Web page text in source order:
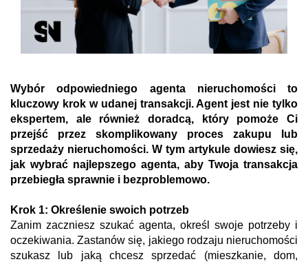
Wybór odpowiedniego agenta nieruchomości to
kluczowy krok w udanej transakcji. Agent jest nie tylko
ekspertem, ale również doradcą, który pomoże Ci
przejść przez skomplikowany proces zakupu lub
sprzedaży nieruchomości. W tym artykule dowiesz się,
jak wybrać najlepszego agenta, aby Twoja transakcja
przebiegła sprawnie i bezproblemowo.
Krok 1: Określenie swoich potrzeb
Zanim zaczniesz szukać agenta, określ swoje potrzeby i
oczekiwania. Zastanów się, jakiego rodzaju nieruchomości
szukasz lub jaką chcesz sprzedać (mieszkanie, dom,